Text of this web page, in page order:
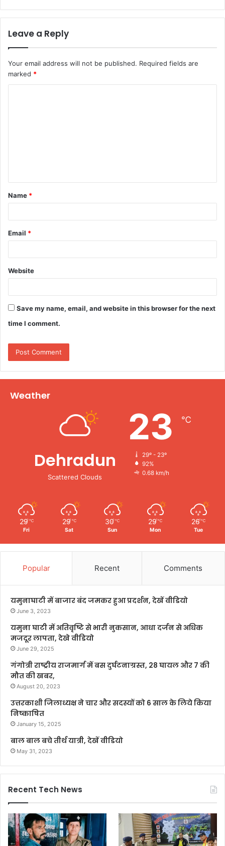
Leave a Reply
Your email address will not be published. Required fields are
marked *
t
*
Name *
Email *
Website
Save my name, email, and website in this browser for the next
time I comment.
Weather
Dehradun
Scattered Clouds
23 ℃
29º - 23º
92%
0.68 km/h
29 ℃
Fri
29 ℃
Sat
30 ℃
Sun
29 ℃
Mon
26 ℃
Tue
Popular Recent Comments
यमुनाघाटी में बाजार बंद जमकर हुआ प्रदर्शन, देखें वीडियो
June 3, 2023
यमुना घाटी में अतिवृष्टि से भारी नुकसान, आधा दर्जन से अधिक
मजदूर लापता, देखे वीडियो
June 29, 2025
गंगोत्री राष्ट्रीय राजमार्ग में बस दुर्घटनाग्रस्त, 28 घायल और 7 की
मौत की खबर,
August 20, 2023
उत्तरकाशी जिलाध्यक्ष ने चार और सदस्यों को 6 साल के लिये किया
निष्काषित
January 15, 2025
बाल बाल बचे तीर्थ यात्री, देखें वीडियो
May 31, 2023
Recent Tech News